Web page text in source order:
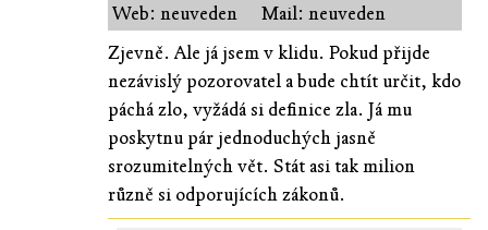
Web: neuveden
Mail: neuveden
Zjevně. Ale já jsem v klidu. Pokud přijde
nezávislý pozorovatel a bude chtít určit, kdo
páchá zlo, vyžádá si definice zla. Já mu
poskytnu pár jednoduchých jasně
srozumitelných vět. Stát asi tak milion
různě si odporujících zákonů.